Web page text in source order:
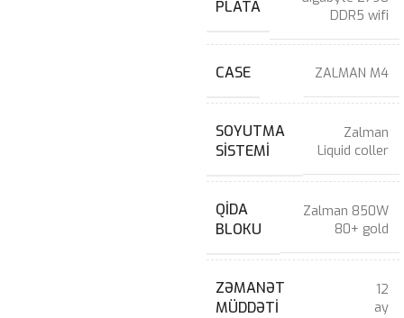
PLATA
DDR5 wifi
CASE ZALMAN M4
SOYUTMA
SISTEMI
Zalman
Liquid coller
QIDA
BLOKU
Zalman 850W
80+ gold
ZƏMANƏT
MÜDDƏTI
12
ay